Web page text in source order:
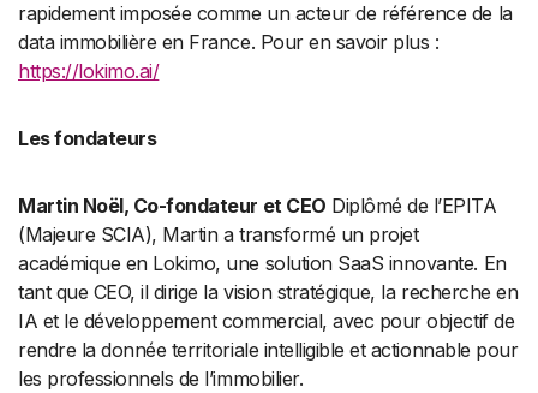
rapidement imposée comme un acteur de référence de la
data immobilière en France. Pour en savoir plus :
https://lokimo.ai/
Les fondateurs
Martin Noël, Co-fondateur et CEO Diplômé de l’EPITA
(Majeure SCIA), Martin a transformé un projet
académique en Lokimo, une solution SaaS innovante. En
tant que CEO, il dirige la vision stratégique, la recherche en
IA et le développement commercial, avec pour objectif de
rendre la donnée territoriale intelligible et actionnable pour
les professionnels de l’immobilier.